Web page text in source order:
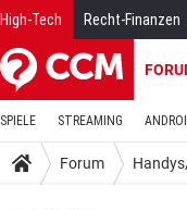
High-Tech Recht-Finanzen
SPIELE STREAMING
Forum